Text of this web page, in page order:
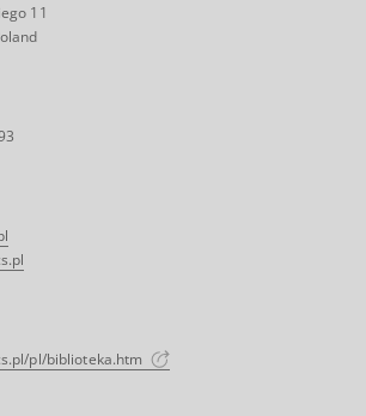
11
pl/biblioteka.htm